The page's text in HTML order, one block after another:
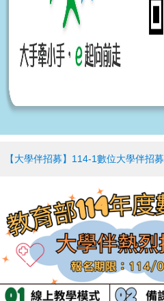
【大學伴招募】114-1數位大學伴招募